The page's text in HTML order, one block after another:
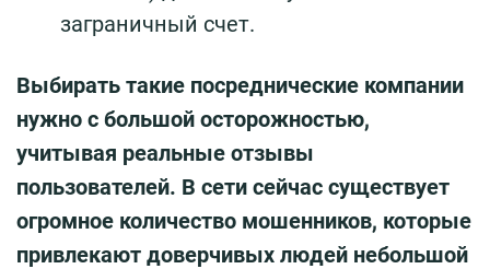
заграничный счет.
Выбирать такие посреднические компании
нужно с большой осторожностью,
учитывая реальные отзывы
пользователей. В сети сейчас существует
огромное количество мошенников, которые
привлекают доверчивых людей небольшой